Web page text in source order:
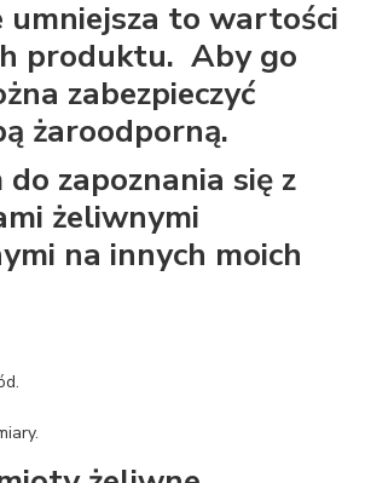
umniejsza to wartości
produktu. Aby go
zabezpieczyć
żaroodporną.
zapoznania się z
żeliwnymi
na innych moich